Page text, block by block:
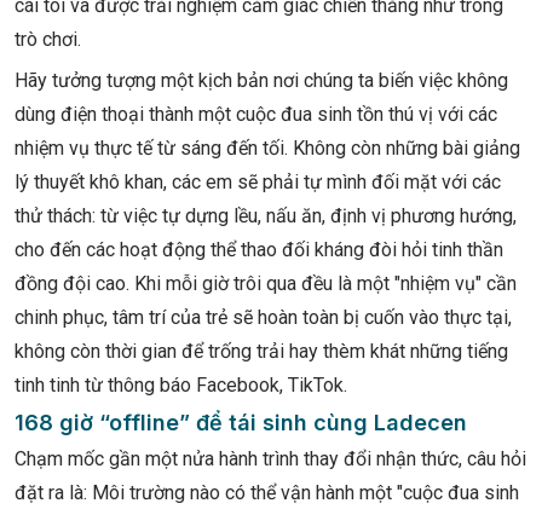
cái tôi và được trải nghiệm cảm giác chiến thắng như trong
trò chơi.
Hãy tưởng tượng một kịch bản nơi chúng ta biến việc không
dùng điện thoại thành một cuộc đua sinh tồn thú vị với các
nhiệm vụ thực tế từ sáng đến tối. Không còn những bài giảng
lý thuyết khô khan, các em sẽ phải tự mình đối mặt với các
thử thách: từ việc tự dựng lều, nấu ăn, định vị phương hướng,
cho đến các hoạt động thể thao đối kháng đòi hỏi tinh thần
đồng đội cao. Khi mỗi giờ trôi qua đều là một "nhiệm vụ" cần
chinh phục, tâm trí của trẻ sẽ hoàn toàn bị cuốn vào thực tại,
không còn thời gian để trống trải hay thèm khát những tiếng
tinh tinh từ thông báo Facebook, TikTok.
168 giờ “offline” để tái sinh cùng Ladecen
Chạm mốc gần một nửa hành trình thay đổi nhận thức, câu hỏi
đặt ra là: Môi trường nào có thể vận hành một "cuộc đua sinh